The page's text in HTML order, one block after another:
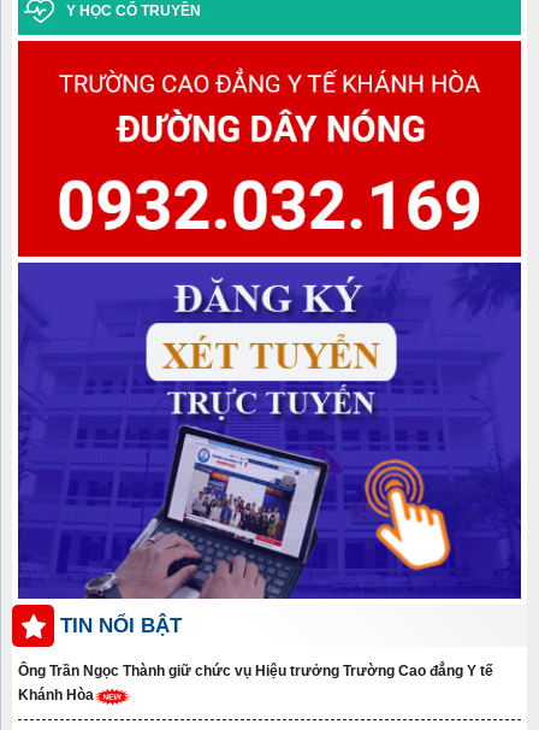
Danh sách học sinh được công nhận tốt nghiệp các lớp Trung
cấp văn bằng 2 Khóa học 2022-2024, Khóa học 2023-2025
Y HỌC CỔ TRUYỀN
TIN NỔI BẬT
Ông Trần Ngọc Thành giữ chức vụ Hiệu trưởng Trường Cao đẳng Y tế
Khánh Hòa